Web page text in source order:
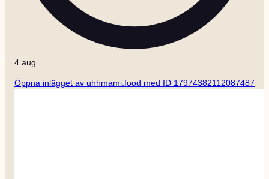
4 aug
Öppna inlägget av uhhmami.food med ID 17974382112087487